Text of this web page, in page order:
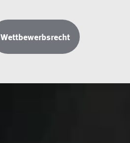
Wettbewerbsrecht